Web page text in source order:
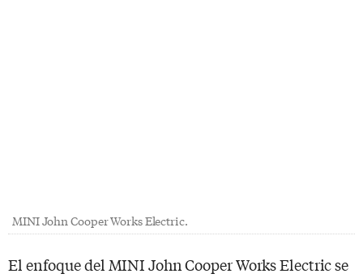
MINI John Cooper Works Electric.
El enfoque del MINI John Cooper Works Electric se